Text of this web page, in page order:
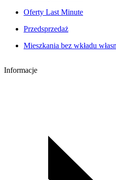
Oferty Last Minute
Przedsprzedaż
Mieszkania bez wkładu
Informacje